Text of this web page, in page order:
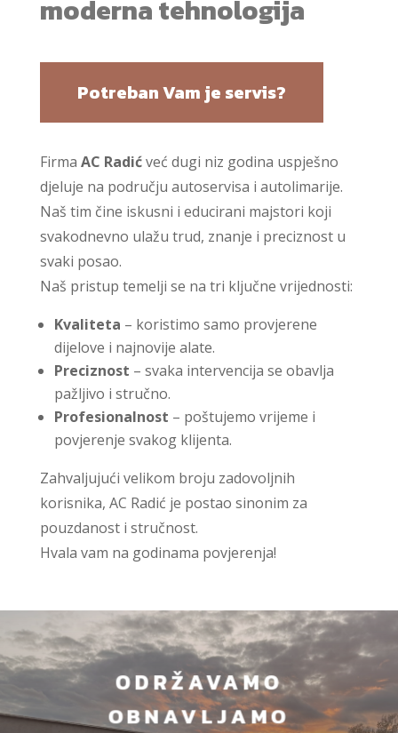
moderna tehnologija
Potreban Vam je servis?
Firma AC Radićveć dugi niz godina uspješno
djeluje na području autoservisa i autolimarije.
Naš tim čine iskusni i educirani majstori koji
svakodnevno ulažu trud, znanje i preciznost u
svaki posao.
Naš pristup temelji se na tri ključne vrijednosti:
Kvaliteta – koristimo samo provjerene
dijelove i najnovije alate.
Preciznost – svaka intervencija se obavlja
pažljivo i stručno.
Profesionalnost – poštujemo vrijeme i
povjerenje svakog klijenta.
Zahvaljujući velikom broju zadovoljnih
korisnika, AC Radić je postao sinonim za
pouzdanost i stručnost.
Hvala vam na godinama povjerenja!
ODRŽAVAMO
OBNAVLJAMO